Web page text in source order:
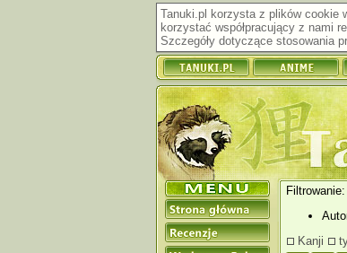
Tanuki.pl korzysta z plików cookie
korzystać współpracujący z nami
Szczegóły dotyczące stosowania
Filtrowanie:
Kanji